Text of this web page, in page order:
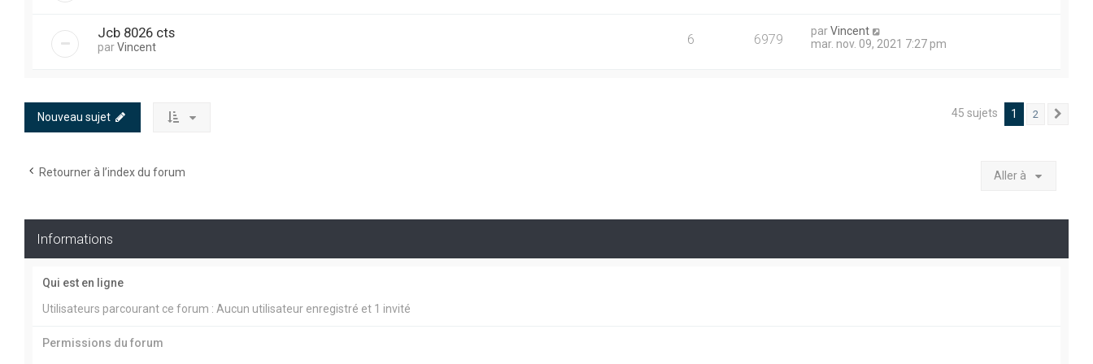
Jcb 8026 cts
parVincent 6 6979 parVincent
mar. nov. 09, 2021 7:27 pm
Nouveau sujet 45 sujets 1 2
Retourner à l’index du forum Aller à
Informations
Qui est en ligne
Utilisateurs parcourant ce forum : Aucun utilisateur enregistré et 1 invité
Permissions du forum